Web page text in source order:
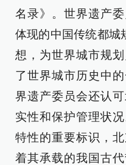
名录》。世界遗产
体现的中国传统都城
想，为世界城市规
了世界城市历史中
界遗产委员会还认
实性和保护管理状
特性的重要标识，
着其承载的我国古